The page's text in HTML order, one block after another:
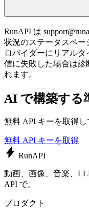
RunAPI は
状況のステータスペ
ロバイダーにリアル
信に失敗した場合は診
れます。
AI で構築する
無料 API キーを取得し
無料 API キーを取得
RunAPI
動画、画像、音楽、
API で。
プロダクト